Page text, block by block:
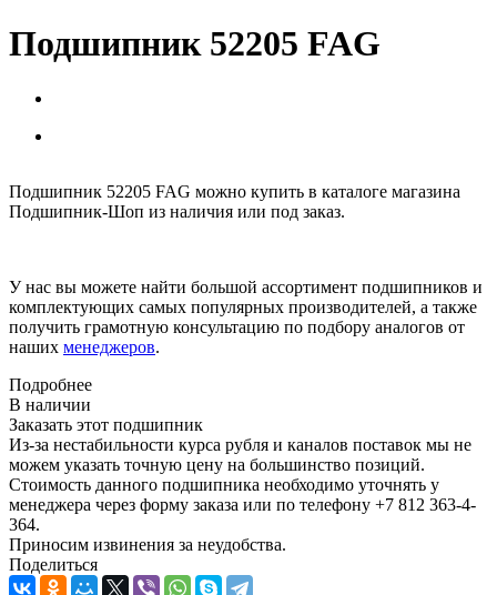
Подшипник 52205 FAG
Подшипник 52205 FAG можно купить в каталоге магазина
Подшипник-Шоп из наличия или под заказ.
У нас вы можете найти большой ассортимент подшипников и
комплектующих самых популярных производителей, а также
получить грамотную консультацию по подбору аналогов от
наших менеджеров.
Подробнее
В наличии
Заказать этот подшипник
Из-за нестабильности курса рубля и каналов поставок мы не
можем указать точную цену на большинство позиций.
Стоимость данного подшипника необходимо уточнять у
менеджера через форму заказа или по телефону +7 812 363-4-
364.
Приносим извинения за неудобства.
Поделиться